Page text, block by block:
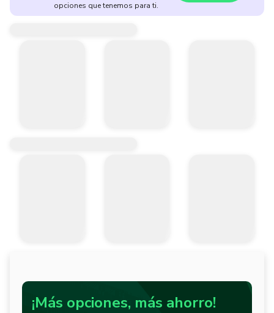
opciones que tenemos para ti.
¡Más opciones, más ahorro!